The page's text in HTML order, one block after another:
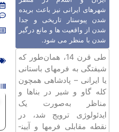
شهرهای ایرانی نیز باعث بریده
شدن پیوستار تاریخی و جدا
شدن از واقعیت ها و مانع درگیر
شدن با منظر می شود.
طی قرن 14، همان‌طور که
شیفتگی به فرم­های باستانی
یا ایرانی – پادشاهی همچون
کله گاو و شیر در بناها و
مناظر به‌صورت یک
ایدئولوژی ترویج شد، در
نقطه مقابلی فرم­ها و آیین­